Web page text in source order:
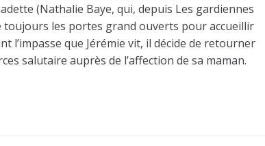
(Nathalie Baye, qui, depuis Les gardiennes
toujours les portes grand ouverts pour accueillir
l’impasse que Jérémie vit, il décide de retourner
salutaire auprès de l’affection de sa maman.